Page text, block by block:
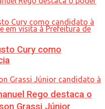
Rego destaca o
Cury como
Grassi Júnior